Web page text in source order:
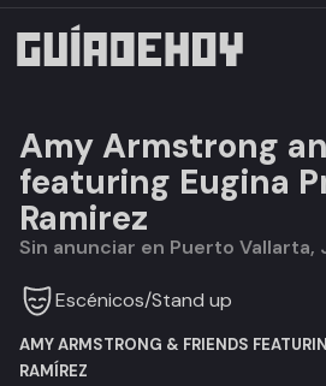
Amy Armstrong
featuring Eugina
Ramirez
Sin anunciar en Puerto Vallarta,
Escénicos/Stand up
AMY ARMSTRONG & FRIENDS
RAMÍREZ